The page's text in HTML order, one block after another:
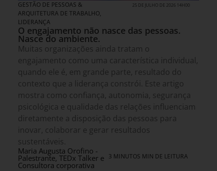
GESTÃO DE PESSOAS &
ARQUITETURA DE TRABALHO,
LIDERANÇA
25 DE JULHO DE 2026 14H00
O engajamento não nasce das pessoas.
Nasce do ambiente.
Muitas organizações ainda tratam o
engajamento como uma característica individual,
quando ele é, em grande parte, resultado do
contexto que a liderança constrói. Este artigo
mostra como confiança, autonomia, segurança
psicológica e qualidade das relações influenciam
diretamente a disposição das pessoas para
inovar, colaborar e gerar resultados
sustentáveis.
Maria Augusta Orofino -
Palestrante, TEDx Talker e
Consultora corporativa
3 MINUTOS MIN DE LEITURA